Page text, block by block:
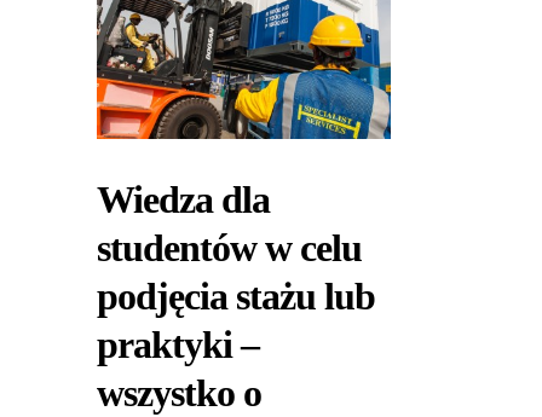
Wiedza dla
studentów w celu
podjęcia stażu lub
praktyki –
wszystko o